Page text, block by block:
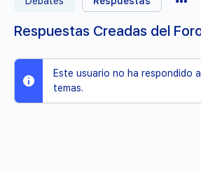
Respuestas Creadas del
Este usuario no ha respondido
temas.